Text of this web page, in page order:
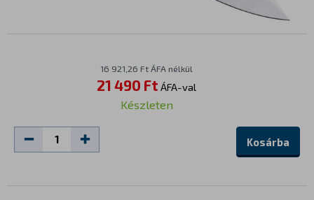
16 921,26 Ft ÁFA nélkül
21 490 Ft ÁFA-val
Készleten
Kosárba